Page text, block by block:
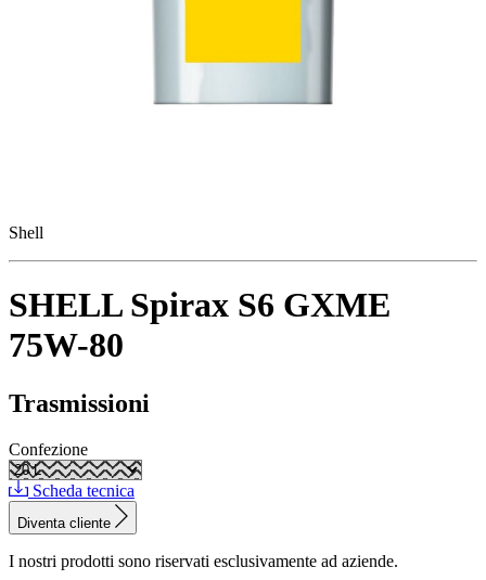
Shell
SHELL Spirax S6 GXME
75W-80
Trasmissioni
Confezione
Scheda tecnica
Diventa cliente
I nostri prodotti sono riservati esclusivamente ad aziende.